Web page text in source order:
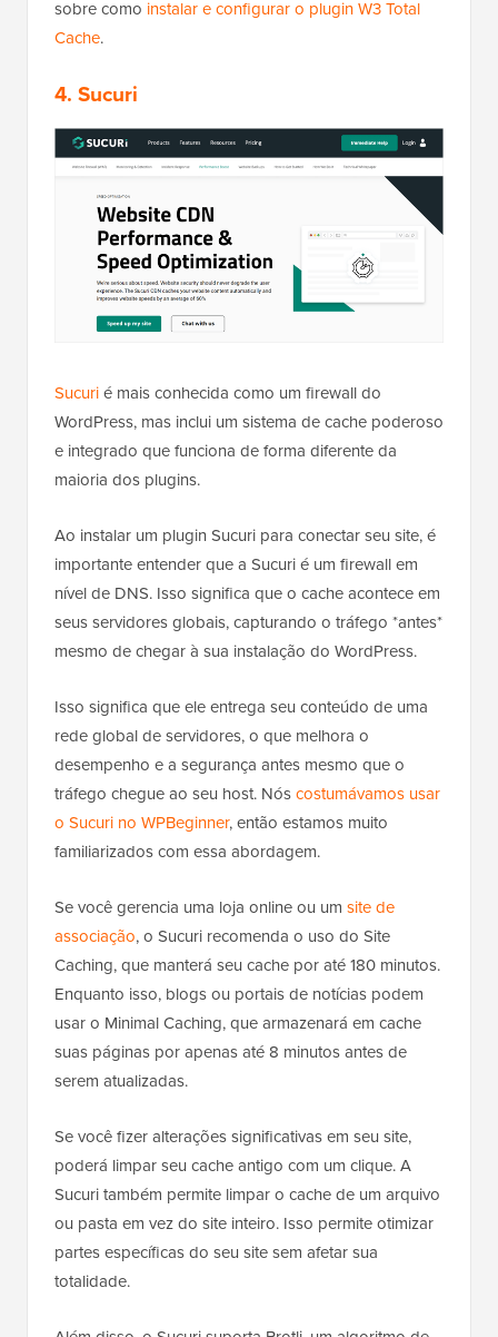
sobre como instalar e configurar o plugin W3 Total
Cache.
4. Sucuri
Sucurié mais conhecida como um firewall do
WordPress, mas inclui um sistema de cache poderoso
e integrado que funciona de forma diferente da
maioria dos plugins.
Ao instalar um plugin Sucuri para conectar seu site, é
importante entender que a Sucuri é um firewall em
nível de DNS. Isso significa que o cache acontece em
seus servidores globais, capturando o tráfego *antes*
mesmo de chegar à sua instalação do WordPress.
Isso significa que ele entrega seu conteúdo de uma
rede global de servidores, o que melhora o
desempenho e a segurança antes mesmo que o
tráfego chegue ao seu host. Nóscostumávamos usar
o Sucuri no WPBeginner, então estamos muito
familiarizados com essa abordagem.
Se você gerencia uma loja online ou um site de
associação, o Sucuri recomenda o uso do Site
Caching, que manterá seu cache por até 180 minutos.
Enquanto isso, blogs ou portais de notícias podem
usar o Minimal Caching, que armazenará em cache
suas páginas por apenas até 8 minutos antes de
serem atualizadas.
Se você fizer alterações significativas em seu site,
poderá limpar seu cache antigo com um clique. A
Sucuri também permite limpar o cache de um arquivo
ou pasta em vez do site inteiro. Isso permite otimizar
partes específicas do seu site sem afetar sua
totalidade.